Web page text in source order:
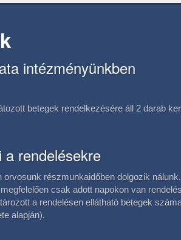
intézményünkben
betegek rendelkezésére áll 2 darab
rendelésekre
orvosunk részmunkaidőben dolgozik nálunk.
csak adott napokon van
a rendelésen ellátható betegek
alapján).